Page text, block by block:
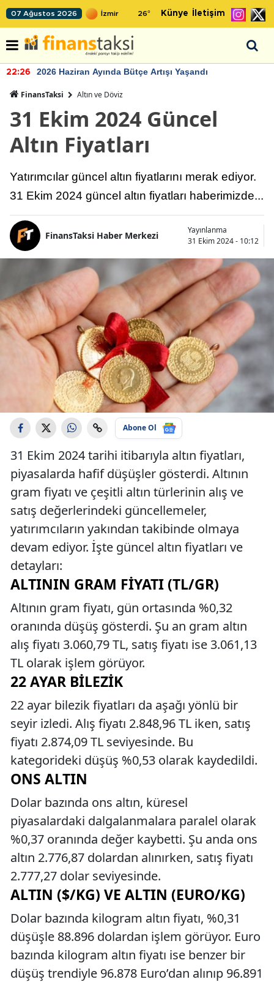
07 Ağustos 2026 26° Künye İletişim
22:26 2026 Haziran Ayında Bütçe Artışı Yaşandı
FinansTaksi Altın ve Döviz
31 Ekim 2024 Güncel
Altın Fiyatları
Yatırımcılar güncel altın fiyatlarını merak ediyor.
31 Ekim 2024 güncel altın fiyatları haberimizde...
FinansTaksi Haber Merkezi
Yayınlanma
31 Ekim 2024 - 10:12
Abone Ol
31 Ekim 2024 tarihi itibarıyla altın fiyatları,
piyasalarda hafif düşüşler gösterdi. Altının
gram fiyatı ve çeşitli altın türlerinin alış ve
satış değerlerindeki güncellemeler,
yatırımcıların yakından takibinde olmaya
devam ediyor. İşte güncel altın fiyatları ve
detayları:
ALTININ GRAM FIYATI (TL/GR)
Altının gram fiyatı, gün ortasında %0,32
oranında düşüş gösterdi. Şu an gram altın
alış fiyatı 3.060,79 TL, satış fiyatı ise 3.061,13
TL olarak işlem görüyor.
22 AYAR BILEZIK
22 ayar bilezik fiyatları da aşağı yönlü bir
seyir izledi. Alış fiyatı 2.848,96 TL iken, satış
fiyatı 2.874,09 TL seviyesinde. Bu
kategorideki düşüş %0,53 olarak kaydedildi.
ONS ALTIN
Dolar bazında ons altın, küresel
piyasalardaki dalgalanmalara paralel olarak
%0,37 oranında değer kaybetti. Şu anda ons
altın 2.776,87 dolardan alınırken, satış fiyatı
2.777,27 dolar seviyesinde.
ALTIN ($/KG) VE ALTIN (EURO/KG)
Dolar bazında kilogram altın fiyatı, %0,31
düşüşle 88.896 dolardan işlem görüyor. Euro
bazında kilogram altın fiyatı ise benzer bir
düşüş trendiyle 96.878 Euro’dan alınıp 96.891